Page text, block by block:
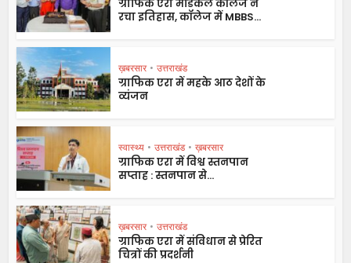
ग्राफिक एरा मेडिकल कॉलेज ने
रचा इतिहास, कॉलेज में MBBS...
ख़बरसार • उत्तराखंड
ग्राफिक एरा में महके आठ देशों के
व्यंजन
स्वास्थ्य • उत्तराखंड • ख़बरसार
ग्राफिक एरा में विश्व स्तनपान
सप्ताह : स्तनपान से...
ख़बरसार • उत्तराखंड
ग्राफिक एरा में संविधान से प्रेरित
चित्रों की प्रदर्शनी